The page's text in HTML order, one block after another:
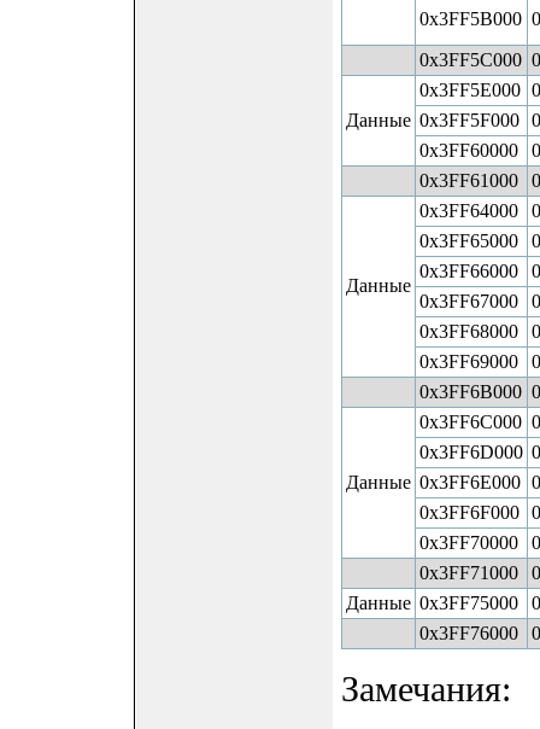
0x3FF5B000
0x3FF5C000
Данные
0x3FF5E000
0x3FF5F000
0x3FF60000
0x3FF61000
Данные
0x3FF64000
0x3FF65000
0x3FF66000
0x3FF67000
0x3FF68000
0x3FF69000
0x3FF6B000
Данные
0x3FF6C000
0x3FF6D000
0x3FF6E000
0x3FF6F000
0x3FF70000
0x3FF71000
Данные 0x3FF75000
0x3FF76000
Замечания: